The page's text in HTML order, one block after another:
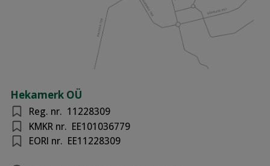
Hekamerk OÜ
Reg. nr. 11228309
KMKR nr. EE101036779
EORI nr. EE11228309